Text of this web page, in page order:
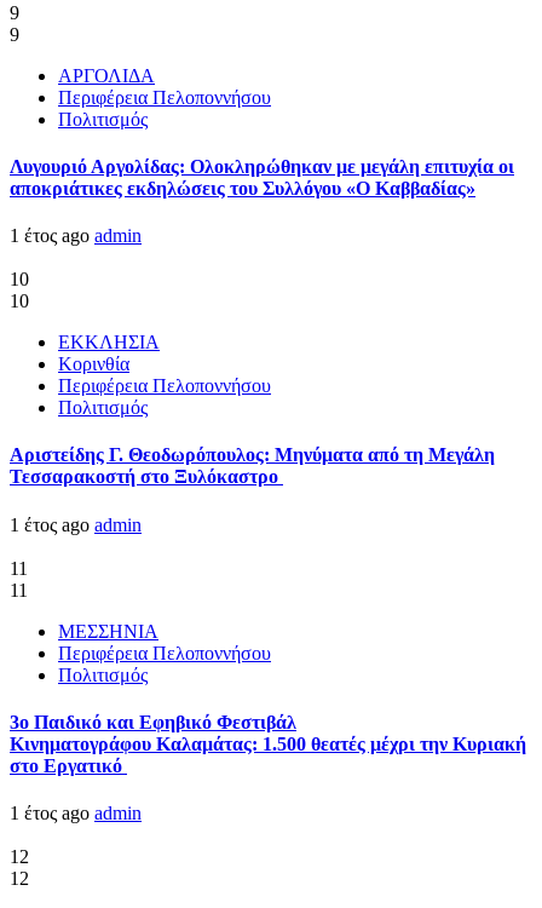
9
9
ΑΡΓΟΛΙΔΑ
Περιφέρεια Πελοποννήσου
Πολιτισμός
Λυγουριό Αργολίδας: Ολοκληρώθηκαν με μεγάλη επιτυχία οι
αποκριάτικες εκδηλώσεις του Συλλόγου «Ο Καββαδίας»
1 έτος ago admin
10
10
ΕΚΚΛΗΣΙΑ
Κορινθία
Περιφέρεια Πελοποννήσου
Πολιτισμός
Αριστείδης Γ. Θεοδωρόπουλος: Μηνύματα από τη Μεγάλη
Τεσσαρακοστή στο Ξυλόκαστρο
1 έτος ago admin
11
11
ΜΕΣΣΗΝΙΑ
Περιφέρεια Πελοποννήσου
Πολιτισμός
3ο Παιδικό και Εφηβικό Φεστιβάλ
Κινηματογράφου Καλαμάτας: 1.500 θεατές μέχρι την Κυριακή
στο Εργατικό
1 έτος ago admin
12
12